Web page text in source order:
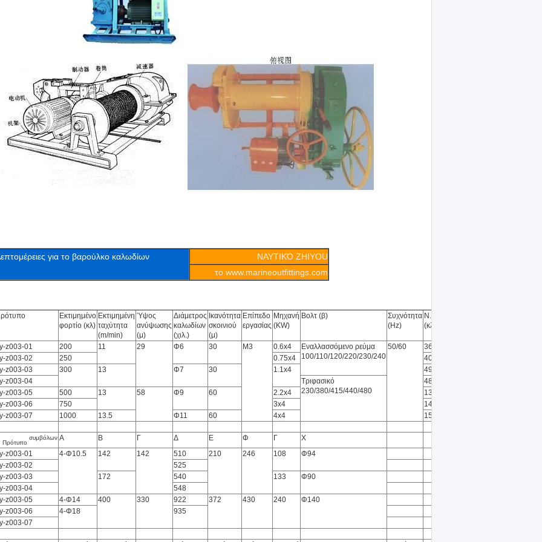
για το βαρούλκο καλωδίων
ΝΑΥΤΙΚΌ ZHIYOU
το www.marineoutfittings.com
Εκτιμημένο
φορτίο (κλ)
Εκτιμημένη
ταχύτητα
(m/min)
Ύψος
ανύψωσης
(μ)
Διάμετρος
καλωδίων
(χιλ.)
Ικανότητα
σκοινιού
(μ)
Επίπεδο
εργασίας
Μηχανή
(KW)
Βολτ (β)
Συχνότητα
(Hz)
N.W.
(κλ)
z003-01 200 11 29 Φ6 30 Μ3 0.6x4
Εναλλασσόμενο ρεύμα
100/110/120/220/230/240
50/60
36
z003-02
250 0.75x4
40
z003-03
300 13 Φ7 30 1.1x4
49
z003-04
Τριφασικό
230/380/415/440/480
48
z003-05
500 13 58 Φ9 60 2.2x4
136
z003-06
750 3x4
149
z003-07
1000 13.5 Φ11 60 4x4 156
Πρότυπο
συμβόλων Α Β Γ Δ Ε Φ Γ
Χ
z003-01
4-Φ10.5 142 142 510 210 246 108
Φ94
z003-02
525
z003-03
172 540 133
Φ90
z003-04
548
z003-05
4-Φ14 400 330 922 372 430 240
Φ140
z003-06
4-Φ18
935
z003-07